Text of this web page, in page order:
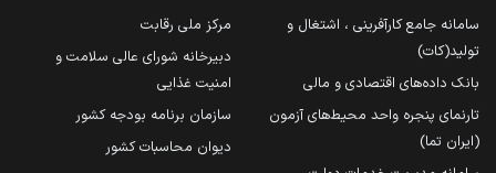
سامانه جامع کارآفرینی ، اشتغال و
تولید(کات)
بانک داده‌های اقتصادی و مالی
تارنمای پنجره واحد محیط‌های آزمون
(ایران تما)
مرکز ملی رقابت
دبیرخانه شورای عالی سلامت و
امنیت غذایی
سازمان برنامه بودجه کشور
دیوان محاسبات کشور